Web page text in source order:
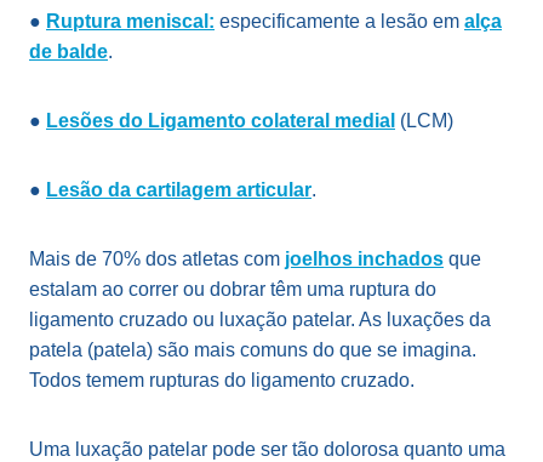
● Ruptura meniscal: especificamente a lesão em alça
de balde.
● Lesões do Ligamento colateral medial (LCM)
● Lesão da cartilagem articular.
Mais de 70% dos atletas com joelhos inchados que
estalam ao correr ou dobrar têm uma ruptura do
ligamento cruzado ou luxação patelar. As luxações da
patela (patela) são mais comuns do que se imagina.
Todos temem rupturas do ligamento cruzado.
Uma luxação patelar pode ser tão dolorosa quanto uma